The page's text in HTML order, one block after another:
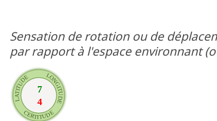
Sensation de rotation ou de
par rapport à l'espace environnant